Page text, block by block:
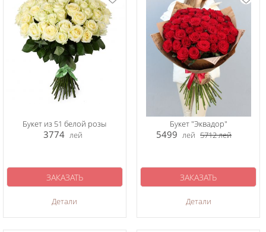
Букет из 51 белой розы
3774 лей
Детали
ЗАКАЗАТЬ
Букет "Эквадор"
5499 лей 5712лей
Детали
ЗАКАЗАТЬ